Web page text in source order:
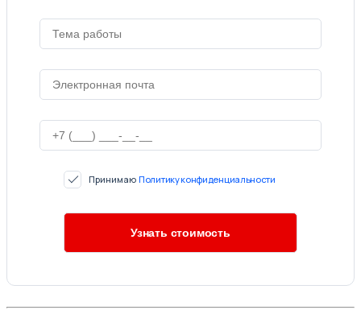
Принимаю Политику конфиденциальности